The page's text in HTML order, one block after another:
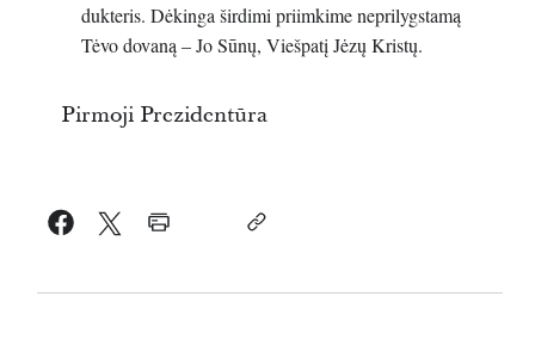
dukteris. Dėkinga širdimi priimkime neprilygstamą
Tėvo dovaną – Jo Sūnų, Viešpatį Jėzų Kristų.
Pirmoji Prezidentūra